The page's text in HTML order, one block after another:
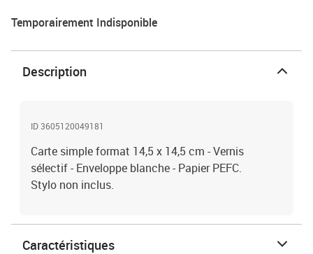
Temporairement Indisponible
Description
ID 3605120049181
Carte simple format 14,5 x 14,5 cm - Vernis
sélectif - Enveloppe blanche - Papier PEFC.
Stylo non inclus.
Caractéristiques